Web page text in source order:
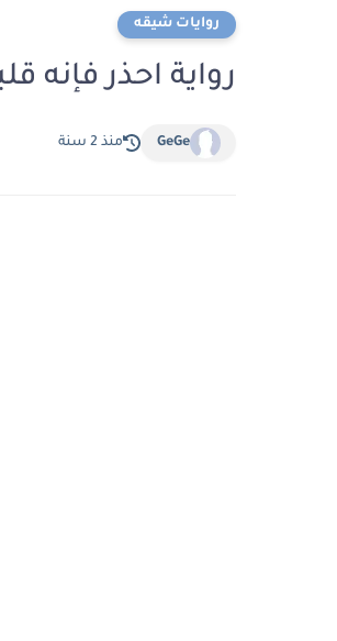
روايات شيقه
رواية احذر فإنه
GeGe منذ 2 سنة